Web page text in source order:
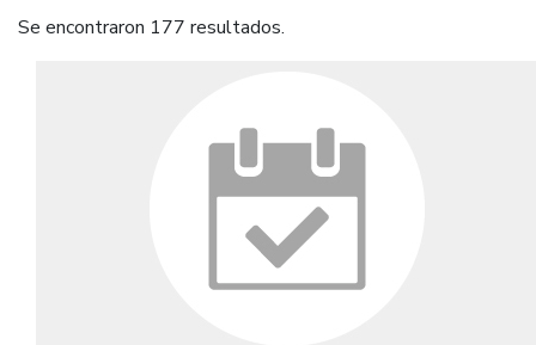
Se encontraron 177 resultados.